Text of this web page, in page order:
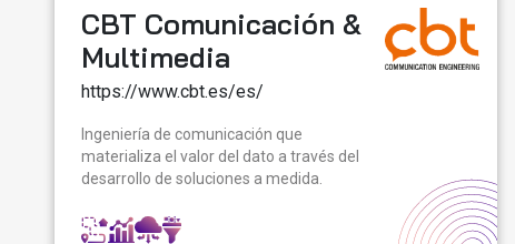
CBT Comunicación &
Multimedia
https://www.cbt.es/es/
Ingeniería de comunicación que
materializa el valor del dato a través del
desarrollo de soluciones a medida.